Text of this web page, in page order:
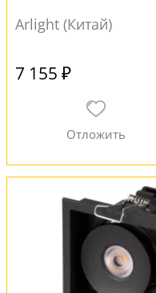
Arlight (Китай)
7 155 ₽